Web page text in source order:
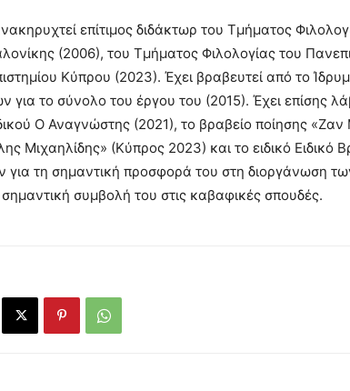
επίτιμος διδάκτωρ του Τμήματος
(2006), του Τμήματος Φιλολογίας του
Κύπρου (2023). Έχει βραβευτεί από το
για το σύνολο του έργου του (2015). Έχει επίσης
Ο Αναγνώστης (2021), το βραβείο ποίησης
Μιχαηλίδης» (Κύπρος 2023) και το ειδικό Ειδικό
για τη σημαντική προσφορά του στη διοργάνωση
σημαντική συμβολή του στις καβαφικές σπουδές.